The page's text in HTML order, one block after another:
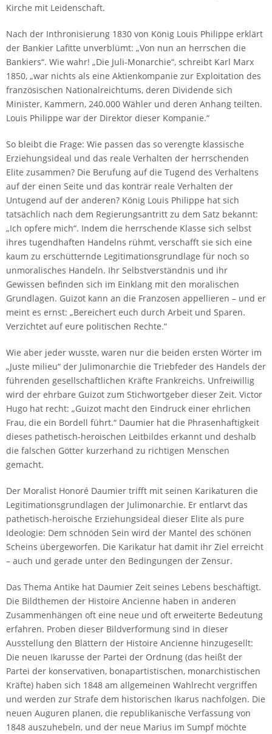
Kirche mit Leidenschaft.
Nach der Inthronisierung 1830 von König Louis Philippe erklärt
der Bankier Lafitte unverblümt: „Von nun an herrschen die
Bankiers“. Wie wahr! „Die Juli-Monarchie“, schreibt Karl Marx
1850, „war nichts als eine Aktienkompanie zur Exploitation des
französischen Nationalreichtums, deren Dividende sich
Minister, Kammern, 240.000 Wähler und deren Anhang teilten.
Louis Philippe war der Direktor dieser Kompanie.“
So bleibt die Frage: Wie passen das so verengte klassische
Erziehungsideal und das reale Verhalten der herrschenden
Elite zusammen? Die Berufung auf die Tugend des Verhaltens
auf der einen Seite und das konträr reale Verhalten der
Untugend auf der anderen? König Louis Philippe hat sich
tatsächlich nach dem Regierungsantritt zu dem Satz bekannt:
„Ich opfere mich“. Indem die herrschende Klasse sich selbst
ihres tugendhaften Handelns rühmt, verschafft sie sich eine
kaum zu erschütternde Legitimationsgrundlage für noch so
unmoralisches Handeln. Ihr Selbstverständnis und ihr
Gewissen befinden sich im Einklang mit den moralischen
Grundlagen. Guizot kann an die Franzosen appellieren – und er
meint es ernst: „Bereichert euch durch Arbeit und Sparen.
Verzichtet auf eure politischen Rechte.“
Wie aber jeder wusste, waren nur die beiden ersten Wörter im
„Juste milieu“ der Julimonarchie die Triebfeder des Handels der
führenden gesellschaftlichen Kräfte Frankreichs. Unfreiwillig
wird der ehrbare Guizot zum Stichwortgeber dieser Zeit. Victor
Hugo hat recht: „Guizot macht den Eindruck einer ehrlichen
Frau, die ein Bordell führt.“ Daumier hat die Phrasenhaftigkeit
dieses pathetisch-heroischen Leitbildes erkannt und deshalb
die falschen Götter kurzerhand zu richtigen Menschen
gemacht.
Der Moralist Honoré Daumier trifft mit seinen Karikaturen die
Legitimationsgrundlagen der Julimonarchie. Er entlarvt das
pathetisch-heroische Erziehungsideal dieser Elite als pure
Ideologie: Dem schnöden Sein wird der Mantel des schönen
Scheins übergeworfen. Die Karikatur hat damit ihr Ziel erreicht
– auch und gerade unter den Bedingungen der Zensur.
Das Thema Antike hat Daumier Zeit seines Lebens beschäftigt.
Die Bildthemen der Histoire Ancienne haben in anderen
Zusammenhängen oft eine neue und oft erweiterte Bedeutung
erfahren. Proben dieser Bildverformung sind in dieser
Ausstellung den Blättern der Histoire Ancienne hinzugesellt:
Die neuen Ikarusse der Partei der Ordnung (das heißt der
Partei der konservativen, bonapartistischen, monarchistischen
Kräfte) haben sich 1848 am allgemeinen Wahlrecht vergriffen
und werden zur Strafe dem historischen Ikarus nachfolgen. Die
neuen Auguren planen, die republikanische Verfassung von
1848 auszuhebeln, und der neue Marius im Sumpf möchte